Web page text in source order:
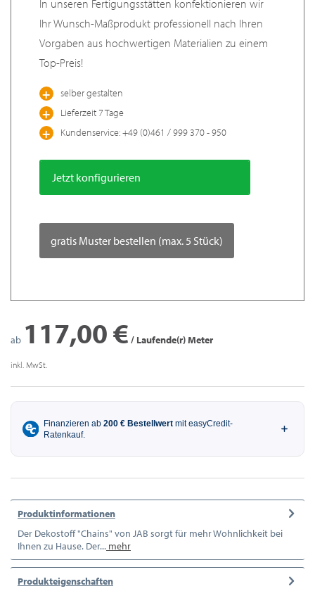
In unseren Fertigungsstätten konfektionieren wir
Ihr Wunsch-Maßprodukt professionell nach Ihren
Vorgaben aus hochwertigen Materialien zu einem
Top-Preis!
selber gestalten
Lieferzeit 7 Tage
Kundenservice: +49 (0)461 / 999 370 - 950
Jetzt konfigurieren
gratis Muster bestellen (max. 5 Stück)
ab 117,00 € / Laufende(r) Meter
inkl. MwSt.
Produktinformationen
Der Dekostoff "Chains" von JAB sorgt für mehr Wohnlichkeit bei
Ihnen zu Hause. Der... mehr
Produkteigenschaften